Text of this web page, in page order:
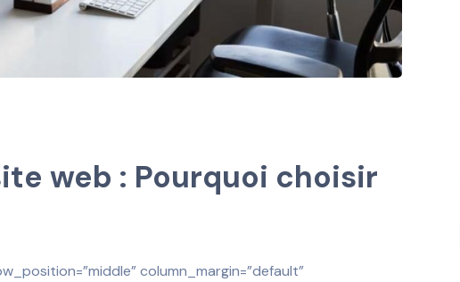
web : Pourquoi choisir
column_margin=”default”